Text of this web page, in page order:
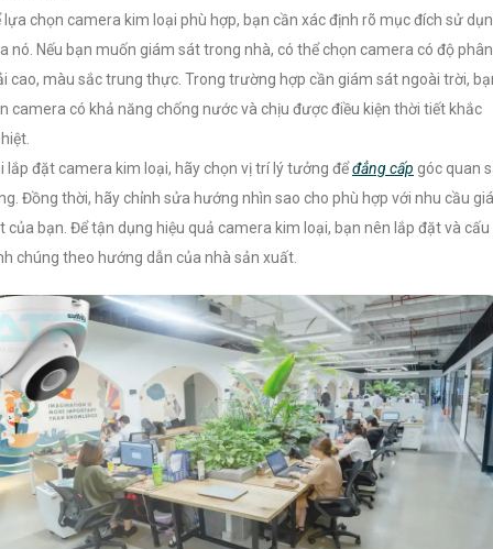
lựa chọn camera kim loại phù hợp, bạn cần xác định rõ mục đích sử
nó. Nếu bạn muốn giám sát trong nhà, có thể chọn camera có độ phân
cao, màu sắc trung thực. Trong trường hợp cần giám sát ngoài trời,
camera có khả năng chống nước và chịu được điều kiện thời tiết khắc
lắp đặt camera kim loại, hãy chọn vị trí lý tưởng đểđẳng cấp góc quan
Đồng thời, hãy chỉnh sửa hướng nhìn sao cho phù hợp với nhu cầu
của bạn. Để tận dụng hiệu quả camera kim loại, bạn nên lắp đặt và cấu
chúng theo hướng dẫn của nhà sản xuất.